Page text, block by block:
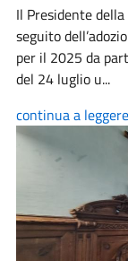
Il Presidente
seguito
per il 2025 da
del 24 luglio u...
continua a leggere